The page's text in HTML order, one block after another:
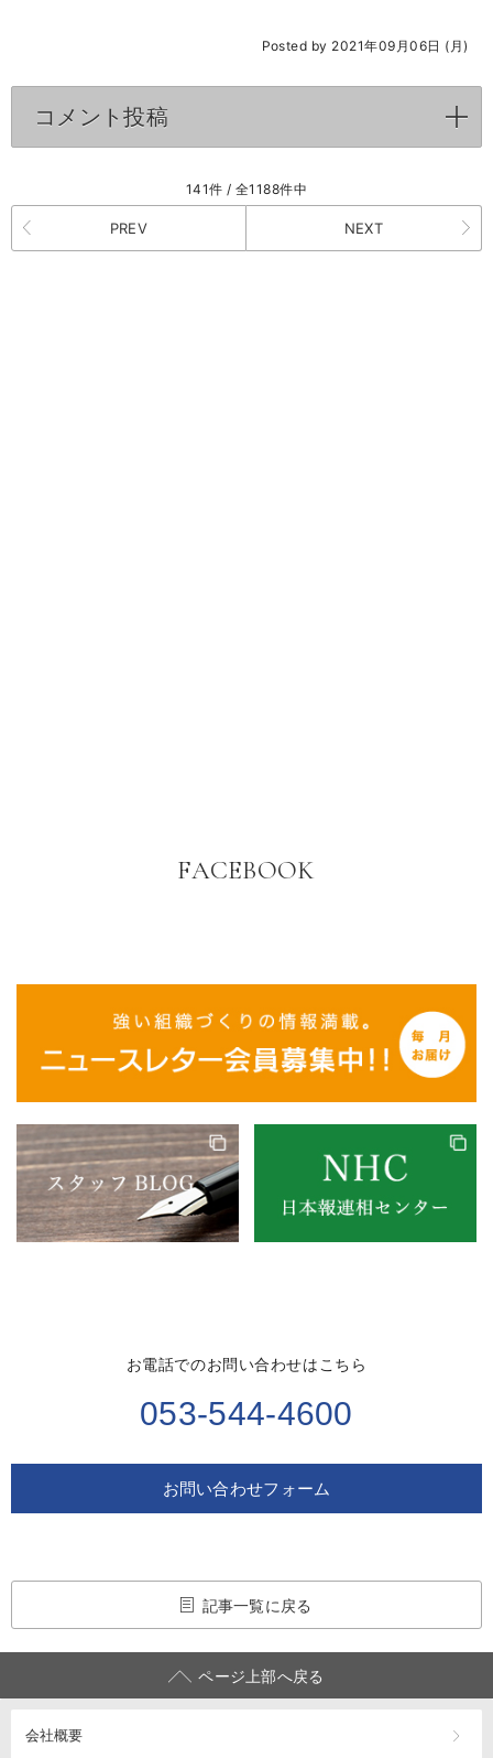
Posted by 2021年09月06日 (月)
コメント投稿
141件 / 全1188件中
PREV NEXT
FACEBOOK
お電話でのお問い合わせはこちら
053-544-4600
お問い合わせフォーム
記事一覧に戻る
ページ上部へ戻る
会社概要